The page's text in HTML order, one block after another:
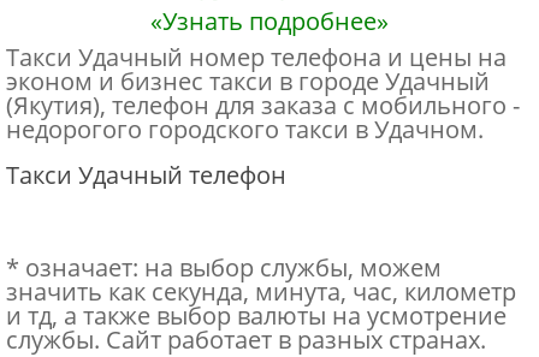
«Узнать подробнее»
Такси Удачный номер телефона и цены на
эконом и бизнес такси в городе Удачный
(Якутия), телефон для заказа с мобильного -
недорогого городского такси в Удачном.
Такси Удачный телефон
* означает: на выбор службы, можем
значить как секунда, минута, час, километр
и тд, а также выбор валюты на усмотрение
службы. Сайт работает в разных странах.